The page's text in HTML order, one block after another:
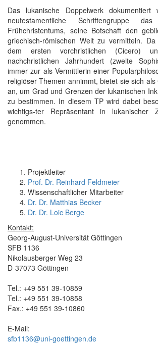
Das lukanische Doppelwerk
neutestamentliche Schriftengruppe
Frühchristentums, seine Botschaft den
griechisch-römischen Welt zu vermitteln.
dem ersten vorchristlichen (Cicero)
nachchristlichen Jahrhundert (zweite
immer zur als Vermittlerin einer
religiöser Themen annimmt, bietet sie sich
an, um Grad und Grenzen der lukanischen
zu bestimmen. In diesem TP wird dabei
wichtigs-ter Repräsentant in
genommen.
Projektleiter
Prof. Dr. Reinhard Feldmeier
Wissenschaftlicher Mitarbeiter
Dr. Dr. Matthias Becker
Dr. Dr. Loic Berge
Kontakt:
Georg-August-Universität Göttingen
SFB 1136
Nikolausberger Weg 23
D-37073 Göttingen
Tel.: +49 551 39-10859
Tel.: +49 551 39-10858
Fax.: +49 551 39-10860
E-Mail:
sfb1136@uni-goettingen.de